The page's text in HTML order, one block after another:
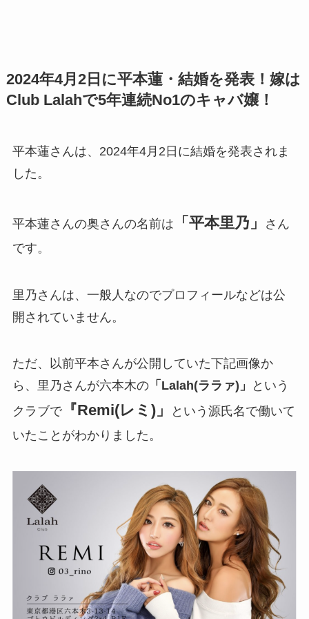
2024年4月2日に平本蓮・結婚を発表！嫁は
Club Lalahで5年連続No1のキャバ嬢！
平本蓮さんは、2024年4月2日に結婚を発表されま
した。
平本蓮さんの奥さんの名前は 「平本里乃」
さん
です。
里乃さんは、一般人なのでプロフィールなどは公
開されていません。
ただ、以前平本さんが公開していた下記画像か
ら、里乃さんが六本木の「Lalah(ララァ)」
という
クラブで『Remi(レミ)」
という源氏名で働いて
いたことがわかりました。